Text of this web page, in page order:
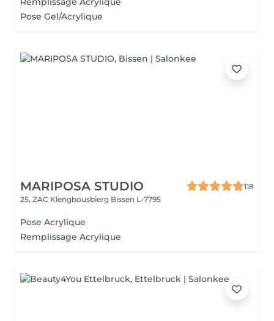
Pose Gel/Acrylique
MARIPOSA STUDIO
118
25, ZAC Klengbousbierg Bissen L-7795
Pose Acrylique
Remplissage Acrylique